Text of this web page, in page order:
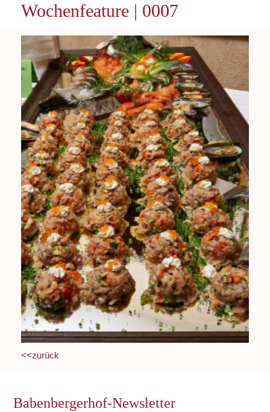
Wochenfeature | 0007
<<zurück
Babenbergerhof-Newsletter